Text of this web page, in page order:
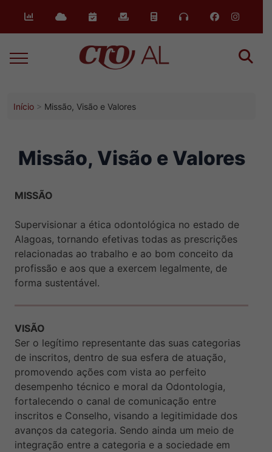
Início Missão, Visão e Valores
Missão, Visão e Valores
MISSÃO
Supervisionar a ética odontológica no estado de
Alagoas, tornando efetivas todas as prescrições
relacionadas ao trabalho e ao bom conceito da
profissão e aos que a exercem legalmente, de
forma sustentável.
VISÃO
Ser o legítimo representante das suas categorias
de inscritos, dentro de sua esfera de atuação,
promovendo ações com vista ao perfeito
desempenho técnico e moral da Odontologia,
fortalecendo o canal de comunicação entre
inscritos e Conselho, visando a legitimidade dos
avanços da categoria. Sendo ainda um meio de
integração entre a categoria e a sociedade em